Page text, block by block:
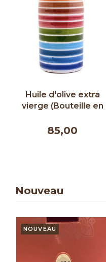
Quatre Épices -
Albert Ménès - 75g
10,50
Nouveau
NOUVEAU